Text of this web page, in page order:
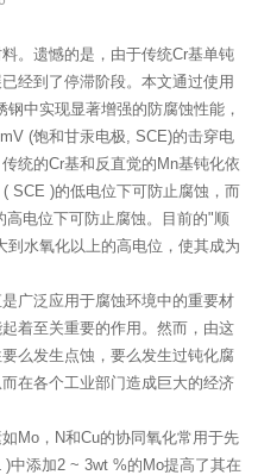
遗憾的是，由于传统Cr基单钝
经到了停滞阶段。本文通过使用
中实现显著增强的防腐蚀性能，
(饱和甘汞电极, SCE)的击穿电
统的Cr基和反直觉的Mn基钝化依
SCE )的低电位下可防止腐蚀，而
电位下可防止腐蚀。目前的"顺
水氧化以上的高电位，使其成为
泛应用于腐蚀环境中的重要材
着至关重要的作用。然而，由这
么发生点蚀，要么发生过钝化腐
在各个工业部门造成巨大的经济
，N和Cu的协同氧化常用于先
中添加2 ~ 3wt %的Mo提高了其在